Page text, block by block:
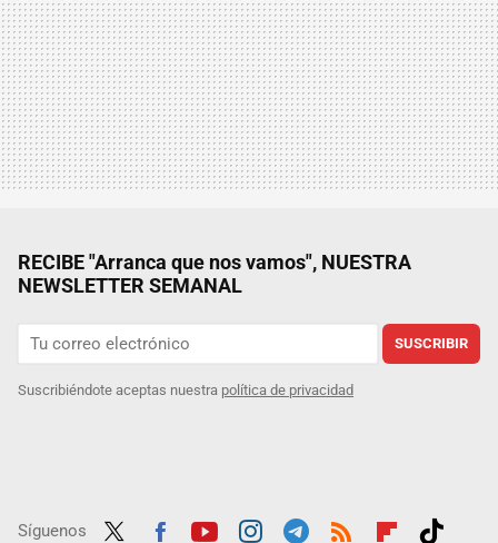
RECIBE "Arranca que nos vamos", NUESTRA
NEWSLETTER SEMANAL
SUSCRIBIR
Suscribiéndote aceptas nuestra política de privacidad
Síguenos